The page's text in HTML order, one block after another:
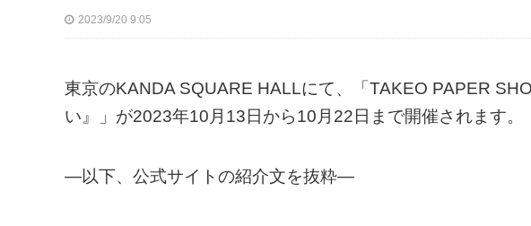
2023/9/20 9:05
東京のKANDA SQUARE HALLにて、「TAKEO PAPER
い』」が2023年10月13日から10月22日まで開催されます。
—以下、公式サイトの紹介文を抜粋—